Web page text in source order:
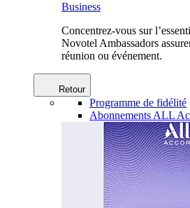
Business
Concentrez-vous sur
Novotel Ambassadors
réunion ou événement.
Retour
Programme de fidélité
Abonnements ALL